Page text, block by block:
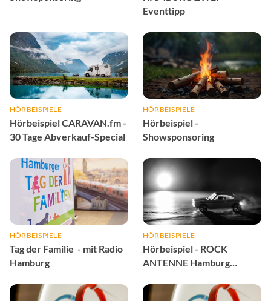
Eventtipp
HÖRBEISPIELE
Hörbeispiel CARAVAN.fm -
30 Tage Abverkauf-Special
HÖRBEISPIELE
Hörbeispiel -
Showsponsoring
HÖRBEISPIELE
Tag der Familie - mit Radio
Hamburg
HÖRBEISPIELE
Hörbeispiel - ROCK
ANTENNE Hamburg